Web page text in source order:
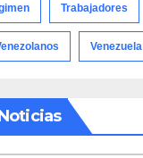
Trabajadores
Venezuela